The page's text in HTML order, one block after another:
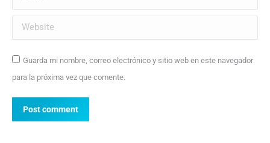
Website
Guarda mi nombre, correo electrónico y sitio web en este navegador
para la próxima vez que comente.
Post comment